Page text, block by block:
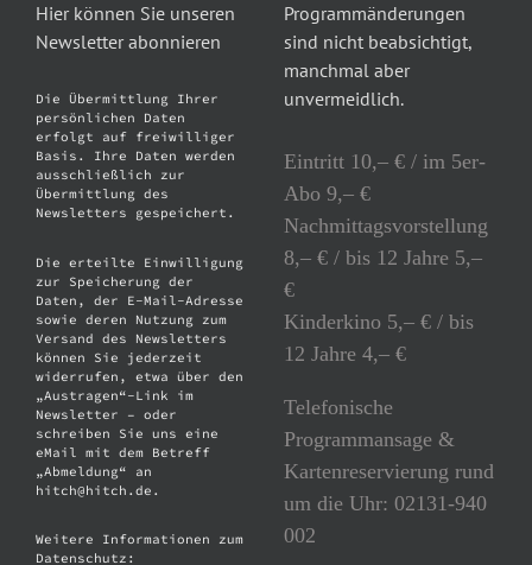
Hier können Sie unseren
Newsletter abonnieren
Die Übermittlung Ihrer
persönlichen Daten
erfolgt auf freiwilliger
Basis. Ihre Daten werden
ausschließlich zur
Übermittlung des
Newsletters gespeichert.
Die erteilte Einwilligung
zur Speicherung der
Daten, der E-Mail-Adresse
sowie deren Nutzung zum
Versand des Newsletters
können Sie jederzeit
widerrufen, etwa über den
„Austragen“-Link im
Newsletter – oder
schreiben Sie uns eine
eMail mit dem Betreff
„Abmeldung“ an
hitch@hitch.de.
Weitere Informationen zum
Datenschutz:
Programmänderungen
sind nicht beabsichtigt,
manchmal aber
unvermeidlich.
Eintritt 10,– € / im 5er-
Abo 9,– €
Nachmittagsvorstellung
8,– € / bis 12 Jahre 5,–
€
Kinderkino 5,– € / bis
12 Jahre 4,– €
Telefonische
Programmansage &
Kartenreservierung rund
um die Uhr: 02131-940
002